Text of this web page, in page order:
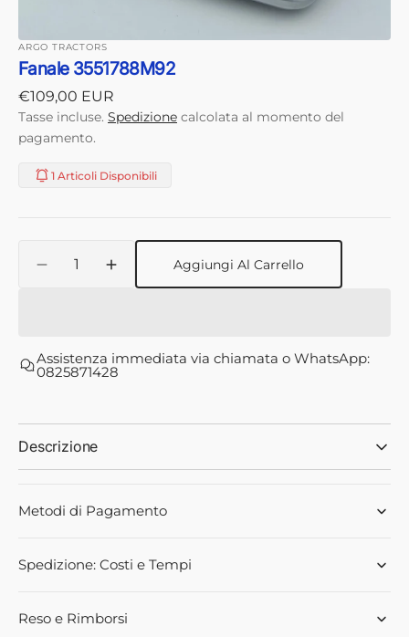
ARGO TRACTORS
Fanale 3551788M92
Prezzo
di
listino
€109,00 EUR
Tasse incluse. Spedizione calcolata al momento del
pagamento.
1 Articoli Disponibili
Diminuisci
3551788M92
Aumenta
quantità
3551788M92
Aggiungi Al Carrello
Assistenza immediata via chiamata o WhatsApp:
0825871428
Descrizione
Metodi di Pagamento
Spedizione: Costi e Tempi
Reso e Rimborsi